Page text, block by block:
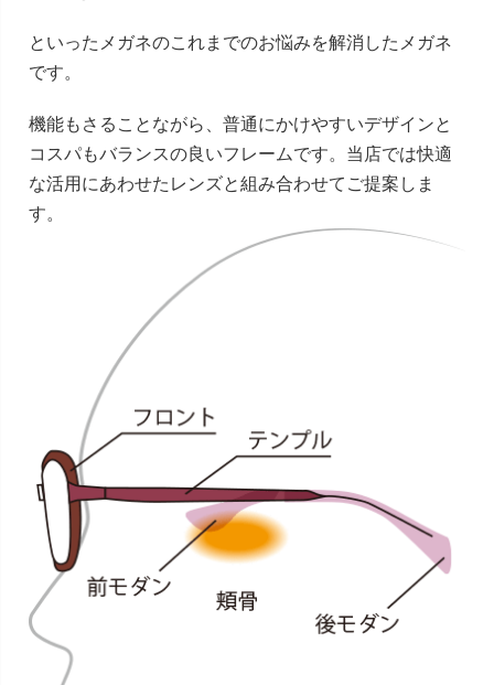
といったメガネのこれまでのお悩みを解消したメガネ
です。
機能もさることながら、普通にかけやすいデザインと
コスパもバランスの良いフレームです。当店では快適
な活用にあわせたレンズと組み合わせてご提案しま
す。